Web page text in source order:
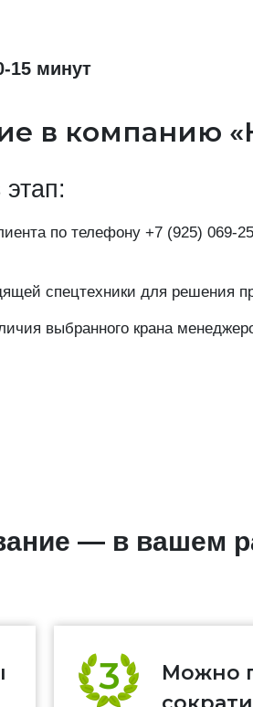
15 минут
в компанию
по телефону +7 (925) 069-
спецтехники для решения
выбранного крана
— в вашем
Можно